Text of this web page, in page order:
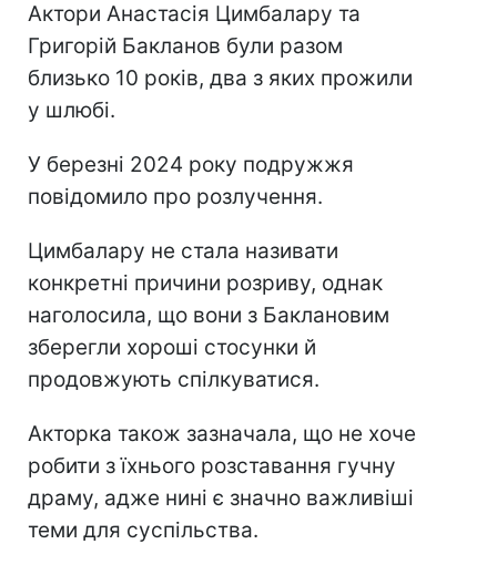
Актори Анастасія Цимбалару та
Григорій Бакланов були разом
близько 10 років, два з яких прожили
у шлюбі.
У березні 2024 року подружжя
повідомило про розлучення.
Цимбалару не стала називати
конкретні причини розриву, однак
наголосила, що вони з Баклановим
зберегли хороші стосунки й
продовжують спілкуватися.
Акторка також зазначала, що не хоче
робити з їхнього розставання гучну
драму, адже нині є значно важливіші
теми для суспільства.